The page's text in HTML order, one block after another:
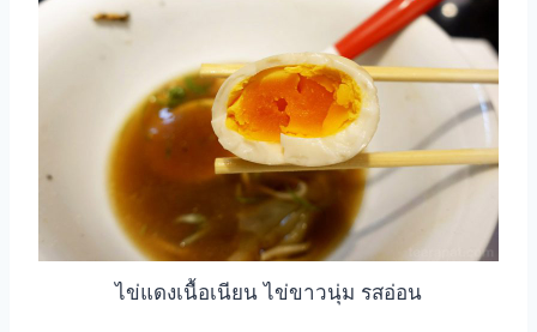
ไข่แดงเนื้อเนียน ไข่ขาวนุ่ม รสอ่อน